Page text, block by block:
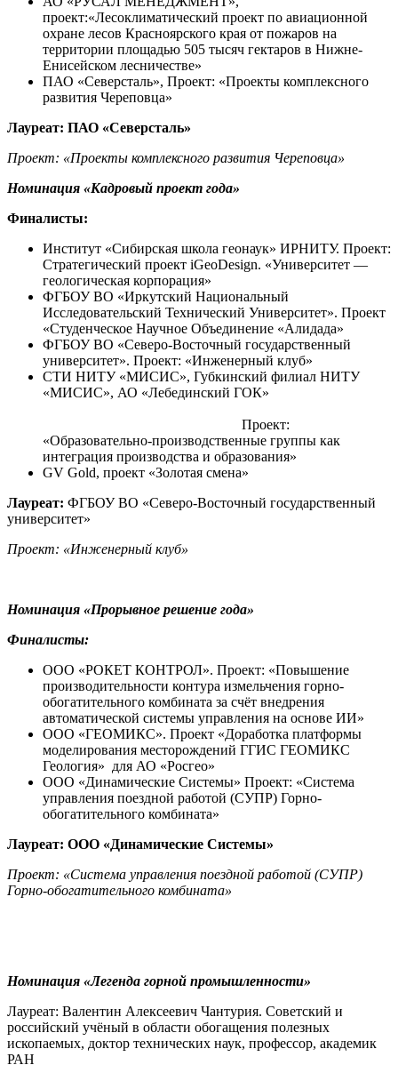
проект:«Лесоклиматический проект по авиационной
охране лесов Красноярского края от пожаров на
территории площадью 505 тысяч гектаров в Нижне-
Енисейском лесничестве»
ПАО «Северсталь», Проект: «Проекты комплексного
развития Череповца»
Лауреат: ПАО «Северсталь»
Проект: «Проекты комплексного развития Череповца»
Номинация «Кадровый проект года»
Финалисты:
Институт «Сибирская школа геонаук» ИРНИТУ. Проект:
Стратегический проект iGeoDesign. «Университет —
геологическая корпорация»
ФГБОУ ВО «Иркутский Национальный
Исследовательский Технический Университет». Проект
«Студенческое Научное Объединение «Алидада»
ФГБОУ ВО «Северо-Восточный государственный
университет». Проект: «Инженерный клуб»
СТИ НИТУ «МИСИС», Губкинский филиал НИТУ
«МИСИС», АО «Лебединский ГОК»
Проект:
«Образовательно-производственные группы как
интеграция производства и образования»
GV Gold, проект «Золотая смена»
Лауреат: ФГБОУ ВО «Северо-Восточный государственный
университет»
Проект: «Инженерный клуб»
Номинация «Прорывное решение года»
Финалисты:
ООО «РОКЕТ КОНТРОЛ». Проект: «Повышение
производительности контура измельчения горно-
обогатительного комбината за счёт внедрения
автоматической системы управления на основе ИИ»
ООО «ГЕОМИКС». Проект «Доработка платформы
моделирования месторождений ГГИС ГЕОМИКС
Геология» для АО «Росгео»
ООО «Динамические Системы» Проект: «Система
управления поездной работой (СУПР) Горно-
обогатительного комбината»
Лауреат: ООО «Динамические Системы»
Проект: «Система управления поездной работой (СУПР)
Горно-обогатительного комбината»
Номинация «Легенда горной промышленности»
Лауреат: Валентин Алексеевич Чантурия. Советский и
российский учёный в области обогащения полезных
ископаемых, доктор технических наук, профессор, академик
РАН